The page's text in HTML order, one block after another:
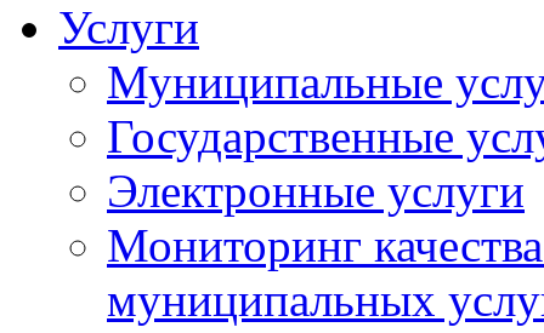
Услуги
Муниципальные
Государственные
Электронные услуги
Мониторинг
муниципальных